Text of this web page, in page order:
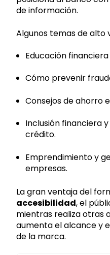
de información.
Algunos temas de alto
Educación
Cómo prevenir
Consejos de ahorro
Inclusión financiera
crédito.
Emprendimiento y
empresas.
La gran ventaja del
accesibilidad, el
mientras realiza otras
aumenta el alcance y
de la marca.